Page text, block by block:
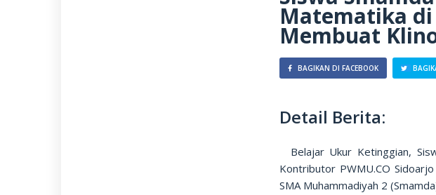
Matematika di
Membuat
BAGIKAN DI FACEBOOK
Detail Berita:
Belajar Ukur Ketinggian,
Kontributor PWMU.CO
SMA Muhammadiyah 2